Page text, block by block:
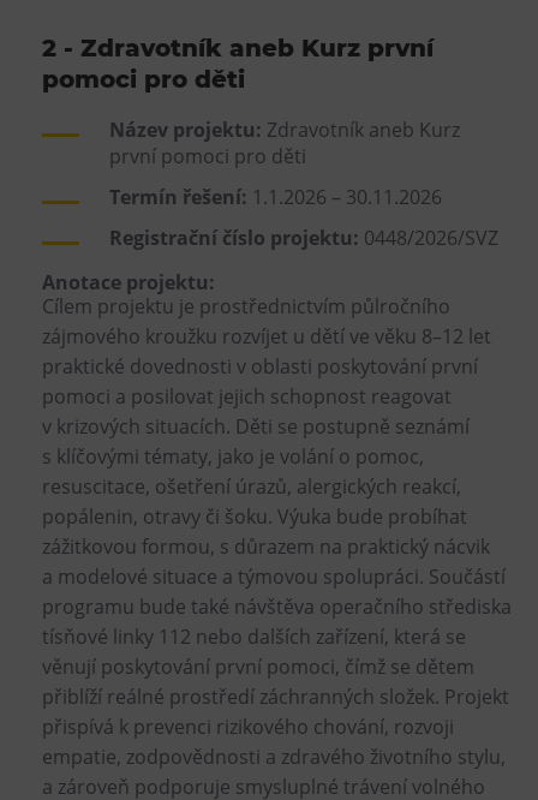
2 - Zdravotník aneb Kurz první
pomoci pro děti
Název projektu: Zdravotník aneb Kurz
první pomoci pro děti
Termín řešení: 1.1.2026 – 30.11.2026
Registrační číslo projektu: 0448/2026/SVZ
Anotace projektu:
Cílem projektu je prostřednictvím půlročního
zájmového kroužku rozvíjet u dětí ve věku 8–12 let
praktické dovednosti v oblasti poskytování první
pomoci a posilovat jejich schopnost reagovat
v krizových situacích. Děti se postupně seznámí
s klíčovými tématy, jako je volání o pomoc,
resuscitace, ošetření úrazů, alergických reakcí,
popálenin, otravy či šoku. Výuka bude probíhat
zážitkovou formou, s důrazem na praktický nácvik
a modelové situace a týmovou spolupráci. Součástí
programu bude také návštěva operačního střediska
tísňové linky 112 nebo dalších zařízení, která se
věnují poskytování první pomoci, čímž se dětem
přiblíží reálné prostředí záchranných složek. Projekt
přispívá k prevenci rizikového chování, rozvoji
empatie, zodpovědnosti a zdravého životního stylu,
a zároveň podporuje smysluplné trávení volného